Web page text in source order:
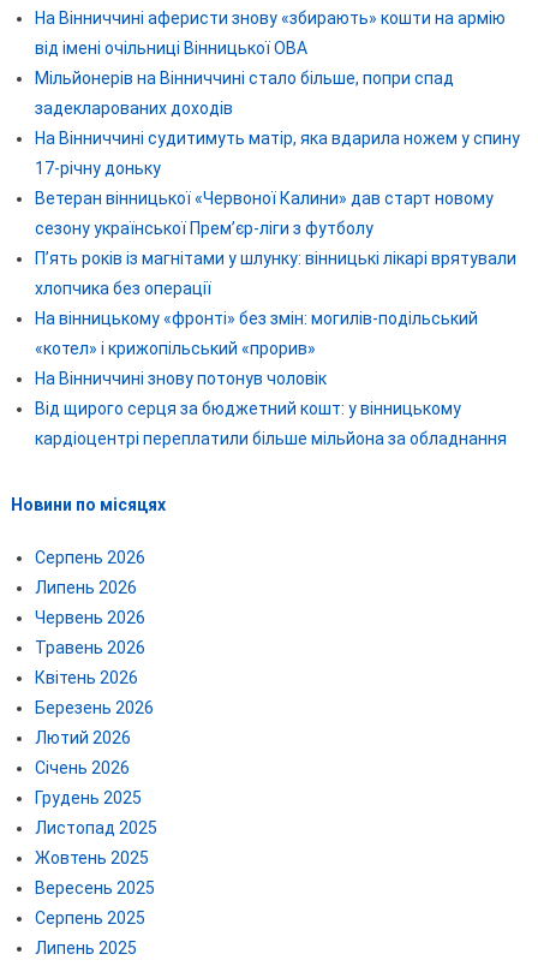
На Вінниччині аферисти знову «збирають» кошти на армію
від імені очільниці Вінницької ОВА
Мільйонерів на Вінниччині стало більше, попри спад
задекларованих доходів
На Вінниччині судитимуть матір, яка вдарила ножем у спину
17-річну доньку
Ветеран вінницької «Червоної Калини» дав старт новому
сезону української Прем’єр-ліги з футболу
П’ять років із магнітами у шлунку: вінницькі лікарі врятували
хлопчика без операції
На вінницькому «фронті» без змін: могилів-подільський
«котел» і крижопільський «прорив»
На Вінниччині знову потонув чоловік
Від щирого серця за бюджетний кошт: у вінницькому
кардіоцентрі переплатили більше мільйона за обладнання
Новини по місяцях
Серпень 2026
Липень 2026
Червень 2026
Травень 2026
Квітень 2026
Березень 2026
Лютий 2026
Січень 2026
Грудень 2025
Листопад 2025
Жовтень 2025
Вересень 2025
Серпень 2025
Липень 2025